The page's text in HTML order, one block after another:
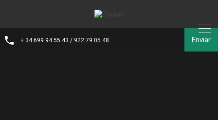
+ 34 699 94 55 43 / 922 79 05 48 Enviar